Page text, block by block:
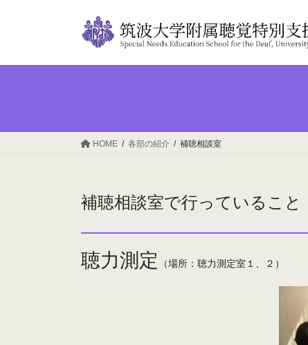
HOME 各部の紹介 補聴相談室
補聴相談室で行っていること
聴力測定 （場所：聴力測定室１、２）